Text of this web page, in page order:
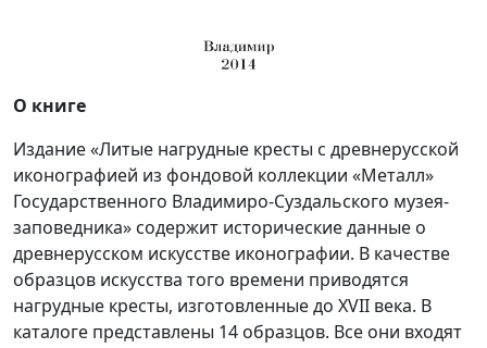
О книге
Издание «Литые нагрудные кресты с древнерусской
иконографией из фондовой коллекции «Металл»
Государственного Владимиро-Суздальского музея-
заповедника» содержит исторические данные о
древнерусском искусстве иконографии. В качестве
образцов искусства того времени приводятся
нагрудные кресты, изготовленные до XVII века. В
каталоге представлены 14 образцов. Все они входят